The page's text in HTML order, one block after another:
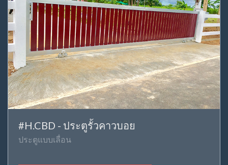
#H.CBD - ประตูรั้วคาวบอย
ประตูแบบเลื่อน